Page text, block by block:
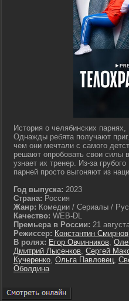
История о челябинских
Однажды ребята получают
чем они мечтали с самого
решают опробовать свои силы
узнает их тренер. Из-за
парней просто выгоняют из
Год выпуска: 2023
Страна: Россия
Жанр: Комедии / Сериалы /
Качество: WEB-DL
Премьера в России: 21
Режиссер: Константин Смирнов
В ролях: Егор Овчинников,
Дмитрий Лысенков, Сергей
Кучеренко, Ольга Павловец,
Оболдина